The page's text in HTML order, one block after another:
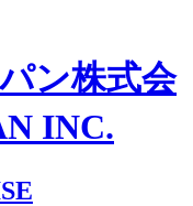
ン株式会
INC.